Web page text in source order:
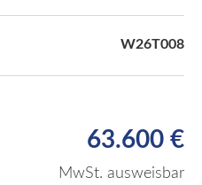
W26T008
63.600 €
MwSt. ausweisbar